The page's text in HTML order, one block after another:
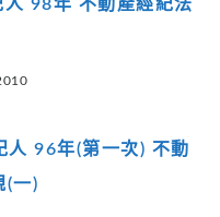
人 98年 不動產經紀法
人 96年(第一次) 不動
(一)